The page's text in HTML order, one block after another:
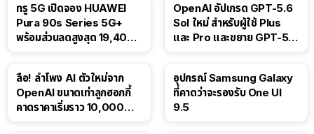
ทรู 5G เปิดจอง HUAWEI
Pura 90s Series 5G+
พร้อมส่วนลดสูงสุด 19,400
OpenAI อัปเกรด GPT-5.6
Sol ใหม่ สำหรับผู้ใช้ Plus
และ Pro และขยาย GPT-5.6
ลือ! ลำโพง AI ตัวใหม่จาก
OpenAI ขนาดเท่าลูกฮอกกี้
คาดราคาเริ่มราว 10,000
อุปกรณ์ Samsung Galaxy
ที่คาดว่าจะรองรับ One UI
9.5